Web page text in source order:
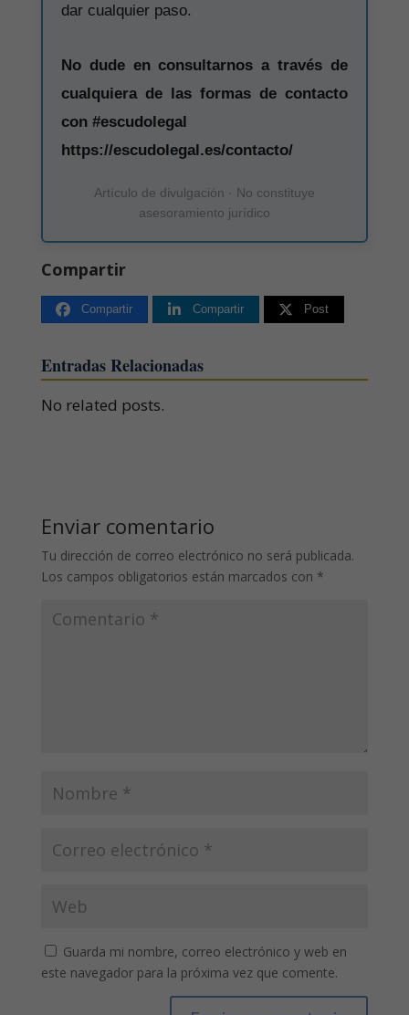
dar cualquier paso.
No dude en consultarnos a través de
cualquiera de las formas de contacto
con #escudolegal
https://escudolegal.es/contacto/
Artículo de divulgación · No constituye
asesoramiento jurídico
Compartir
Compartir Compartir Post
Entradas Relacionadas
No related posts.
Enviar comentario
Tu dirección de correo electrónico no será publicada.
Los campos obligatorios están marcados con *
Guarda mi nombre, correo electrónico y web en
este navegador para la próxima vez que comente.